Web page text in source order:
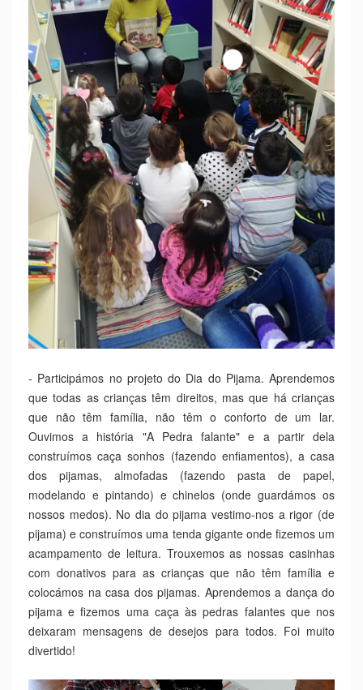
- Participámos no projeto do Dia do Pijama. Aprendemos
que todas as crianças têm direitos, mas que há crianças
que não têm família, não têm o conforto de um lar.
Ouvimos a história "A Pedra falante" e a partir dela
construímos caça sonhos (fazendo enfiamentos), a casa
dos pijamas, almofadas (fazendo pasta de papel,
modelando e pintando) e chinelos (onde guardámos os
nossos medos). No dia do pijama vestimo-nos a rigor (de
pijama) e construímos uma tenda gigante onde fizemos um
acampamento de leitura. Trouxemos as nossas casinhas
com donativos para as crianças que não têm família e
colocámos na casa dos pijamas. Aprendemos a dança do
pijama e fizemos uma caça às pedras falantes que nos
deixaram mensagens de desejos para todos. Foi muito
divertido!